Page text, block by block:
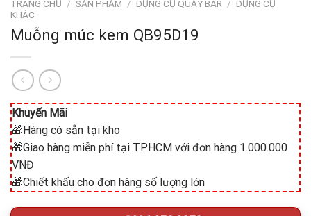
TRANG CHỦ / SẢN PHẨM / DỤNG CỤ QUẦY BAR / DỤNG CỤ
KHÁC
Muỗng múc kem QB95D19
Khuyến Mãi
🎁Hàng có sẵn tại kho
🎁Giao hàng miễn phí tại TPHCM với đơn hàng 1.000.000
VNĐ
🎁Chiết khấu cho đơn hàng số lượng lớn